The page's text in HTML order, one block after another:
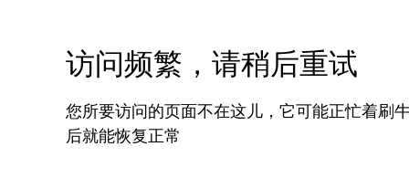
访问频繁，请稍后重试
您所要访问的页面不在这儿，它可能正忙着刷
后就能恢复正常